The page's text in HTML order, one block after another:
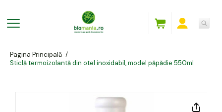
Pagina Principală /
Sticlă termoizolantă din otel inoxidabil, model păpădie 550ml